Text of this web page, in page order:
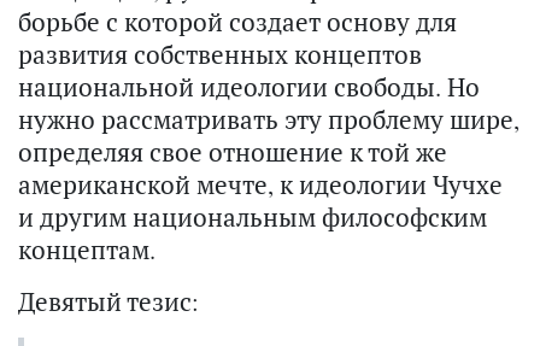
борьбе с которой создает основу для
развития собственных концептов
национальной идеологии свободы. Но
нужно рассматривать эту проблему шире,
определяя свое отношение к той же
американской мечте, к идеологии Чучхе
и другим национальным философским
концептам.
Девятый тезис: